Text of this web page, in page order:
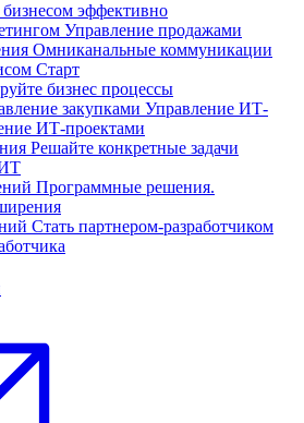
эффективно
Управление продажами
Омниканальные коммуникации
Старт
бизнес процессы
закупками Управление ИТ-
ИТ-проектами
Решайте конкретные задачи
Программные решения.
Стать партнером-разработчиком